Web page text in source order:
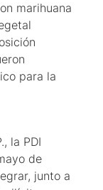
marihuana
para la
la PDI
de
junto a